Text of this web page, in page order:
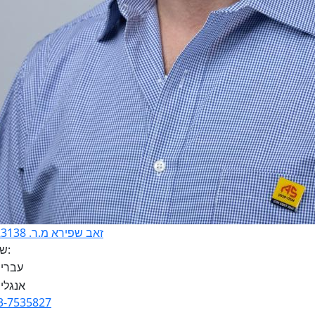
זאב שפירא מ.ר. 3223138
שפות:
7535827